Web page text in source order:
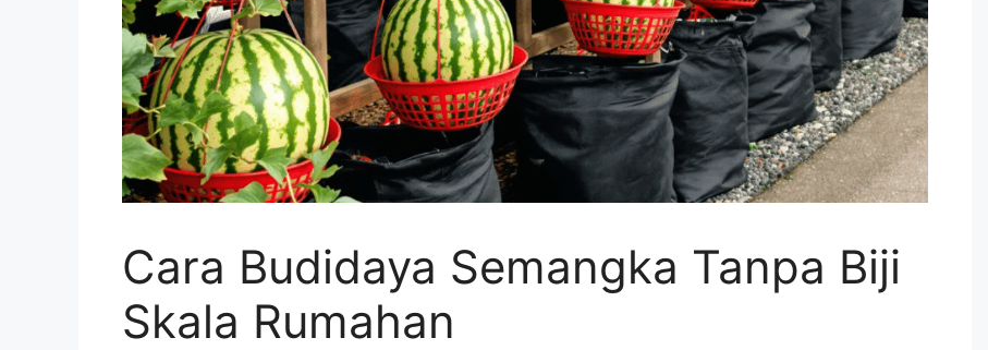
Cara Budidaya Semangka Tanpa Biji
Skala Rumahan